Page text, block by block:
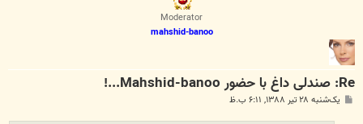
Moderator
mahshid-banoo
Re: صندلی داغ با حضور Mahshid-banoo...!
یک‌شنبه ۲۸ تیر ۱۳۸۸, ۶:۱۱ ب.ظ